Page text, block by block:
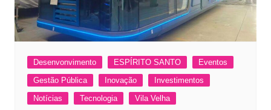
Desenvonvimento ESPÍRITO SANTO
Eventos
Gestão Pública
Inovação
Investimentos
Notícias
Tecnologia Vila Velha